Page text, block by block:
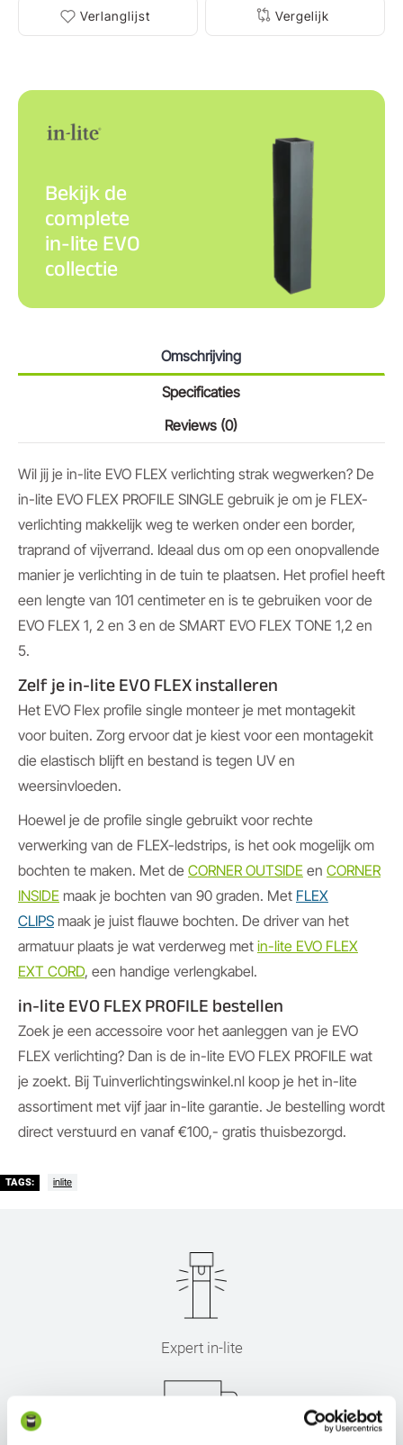
Verlanglijst Vergelijk
Bekijk de
complete
in-lite EVO
collectie
Omschrijving
Specificaties
Reviews (0)
Wil jij je in-lite EVO FLEX verlichting strak wegwerken? De
in-lite EVO FLEX PROFILE SINGLE gebruik je om je FLEX-
verlichting makkelijk weg te werken onder een border,
traprand of vijverrand. Ideaal dus om op een onopvallende
manier je verlichting in de tuin te plaatsen. Het profiel heeft
een lengte van 101 centimeter en is te gebruiken voor de
EVO FLEX 1, 2 en 3 en de SMART EVO FLEX TONE 1,2 en
5.
Zelf je in-lite EVO FLEX installeren
Het EVO Flex profile single monteer je met montagekit
voor buiten. Zorg ervoor dat je kiest voor een montagekit
die elastisch blijft en bestand is tegen UV en
weersinvloeden.
Hoewel je de profile single gebruikt voor rechte
verwerking van de FLEX-ledstrips, is het ook mogelijk om
bochten te maken. Met de CORNER OUTSIDE en CORNER
INSIDE maak je bochten van 90 graden. Met FLEX
CLIPS maak je juist flauwe bochten. De driver van het
armatuur plaats je wat verderweg met in-lite EVO FLEX
EXT CORD, een handige verlengkabel.
in-lite EVO FLEX PROFILE bestellen
Zoek je een accessoire voor het aanleggen van je EVO
FLEX verlichting? Dan is de in-lite EVO FLEX PROFILE wat
je zoekt. Bij Tuinverlichtingswinkel.nl koop je het in-lite
assortiment met vijf jaar in-lite garantie. Je bestelling wordt
direct verstuurd en vanaf €100,- gratis thuisbezorgd.
TAGS: inlite
Expert in-lite